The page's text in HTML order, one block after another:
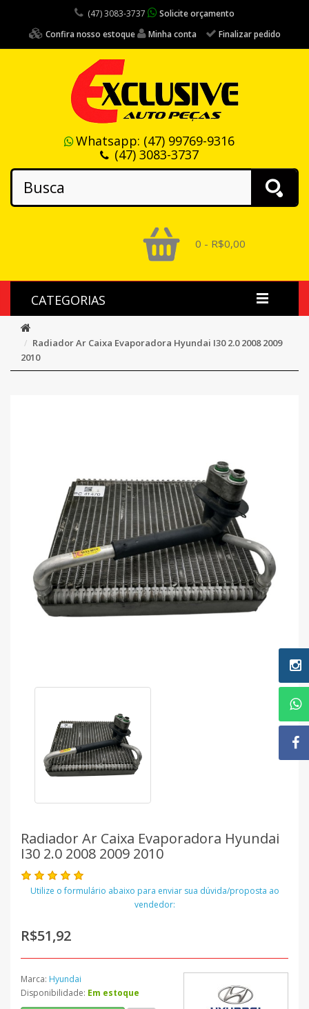
(47) 3083-3737
Solicite orçamento
Confira nosso estoque
Minha conta Finalizar pedido
Whatsapp: (47) 99769-9316
(47) 3083-3737
0 - R$0,00
CATEGORIAS
Radiador Ar Caixa Evaporadora Hyundai I30 2.0 2008 2009
2010
Radiador Ar Caixa Evaporadora Hyundai
I30 2.0 2008 2009 2010
Utilize o formulário abaixo para enviar sua dúvida/proposta ao
vendedor:
R$51,92
Marca: Hyundai
Disponibilidade: Em estoque